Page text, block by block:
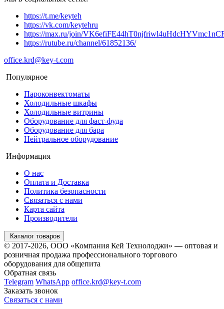
https://t.me/keyteh
https://vk.com/keytehru
https://max.ru/join/
https://rutube.ru/channel/61852136/
office.krd@key-t.com
Популярное
Пароконвектоматы
Холодильные шкафы
Холодильные витрины
Оборудование для фаст-фуда
Оборудование для бара
Нейтральное оборудование
Информация
О нас
Оплата и Доставка
Политика безопасности
Связаться с нами
Карта сайта
Производители
Каталог товаров
© 2017-2026, ООО «Компания Кей Технолоджи» — оптовая и
розничная продажа профессионального торгового
оборудования для общепита
Обратная связь
Telegram WhatsApp office.krd@key-t.com
Заказать звонок
Связаться с нами